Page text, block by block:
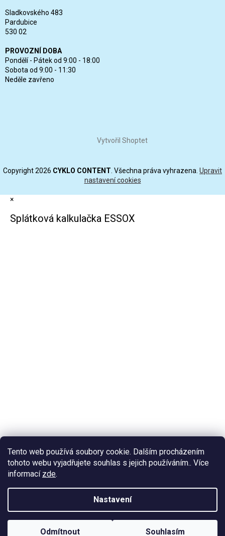
Tento web používá soubory cookie. Dalším procházením
tohoto webu vyjadřujete souhlas s jejich používáním.. Více
informací zde.
Nastavení
Odmítnout Souhlasím
Sladkovského 483
Pardubice
530 02
PROVOZNÍ DOBA
Pondělí - Pátek od 9:00 - 18:00
Sobota od 9:00 - 11:30
Neděle zavřeno
Vytvořil Shoptet
Copyright 2026 CYKLO CONTENT . Všechna práva vyhrazena. Upravit
nastavení cookies
×
Splátková kalkulačka ESSOX